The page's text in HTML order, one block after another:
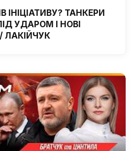
ІНІЦІАТИВУ? ТАНКЕРИ
УДАРОМ І НОВІ
ЛАКІЙЧУК